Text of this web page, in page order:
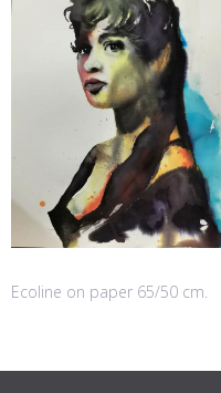
Ecoline on paper 65/50 cm.